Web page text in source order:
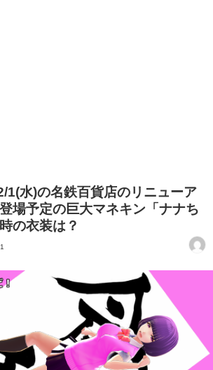
1(水)の名鉄百貨店のリニューア
場予定の巨大マネキン「ナナち
の衣装は？